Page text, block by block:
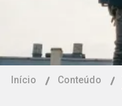
Início Conteúdo